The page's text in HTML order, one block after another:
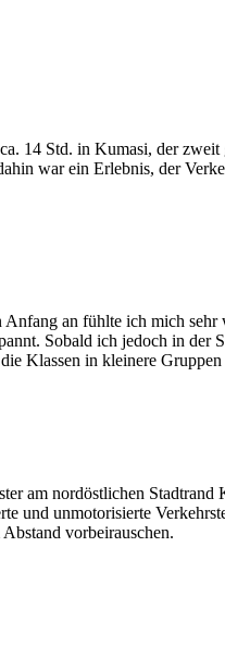
14 Std. in Kumasi, der
war ein Erlebnis, der
an fühlte ich mich
Sobald ich jedoch in
Klassen in kleinere
am nordöstlichen
unmotorisierte
vorbeirauschen.